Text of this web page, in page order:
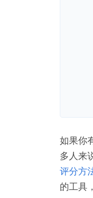
如果你
多人来
评分方
的工具